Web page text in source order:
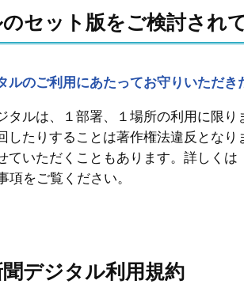
のセット版をご検討され
ルのご利用にあたってお守りいただき
ルは、１部署、１場所の利用に限
したりすることは著作権法違反とな
ていただくこともあります。詳しく
項をご覧ください。
聞デジタル利用規約